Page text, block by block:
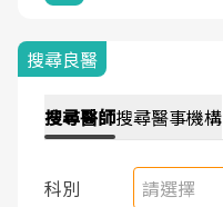
搜尋良醫
搜尋醫師搜尋醫事機構
科別 請選擇